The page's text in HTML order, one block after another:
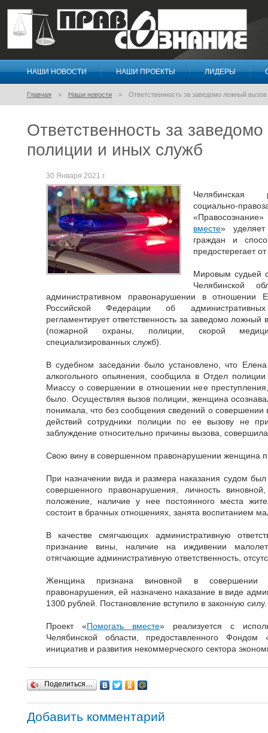
Правосознание
НАШИ НОВОСТИ НАШИ ПРОЕКТЫ ЛИДЕРЫ
Главная Наши новости Ответственность за заведомо ложный
Ответственность за
полиции и иных служб
30 Января 2021 г.
Челябинская
социально-
вместе»
граждан и
предостерегает
Мировым судьей
Челябинской
административном правонарушении в
Российской Федерации об
регламентирует ответственность за заведомо
(пожарной охраны, полиции, скорой
специализированных служб).
В судебном заседании было установлено, что
алкогольного опьянения, сообщила в Отдел
Миассу о совершении в отношении нее преступления,
было. Осуществляя вызов полиции, женщина
понимала, что без сообщения сведений о совершении
действий сотрудники полиции по ее вызову не
заблуждение относительно причины вызова,
Свою вину в совершенном правонарушении женщина
При назначении вида и размера наказания судом был
совершенного правонарушения, личность
положение, наличие у нее постоянного места
состоит в брачных отношениях, занята воспитанием
В качестве смягчающих административную
признание вины, наличие на иждивении
отягчающие административную ответственность,
Женщина признана виновной в совершении
правонарушения, ей назначено наказание в виде
1300 рублей. Постановление вступило в законную силу.
Проект «Помогать вместе» реализуется с
Челябинской области, предоставленного Фондом
инициатив и развития некоммерческого сектора
Поделиться…
Добавить комментарий